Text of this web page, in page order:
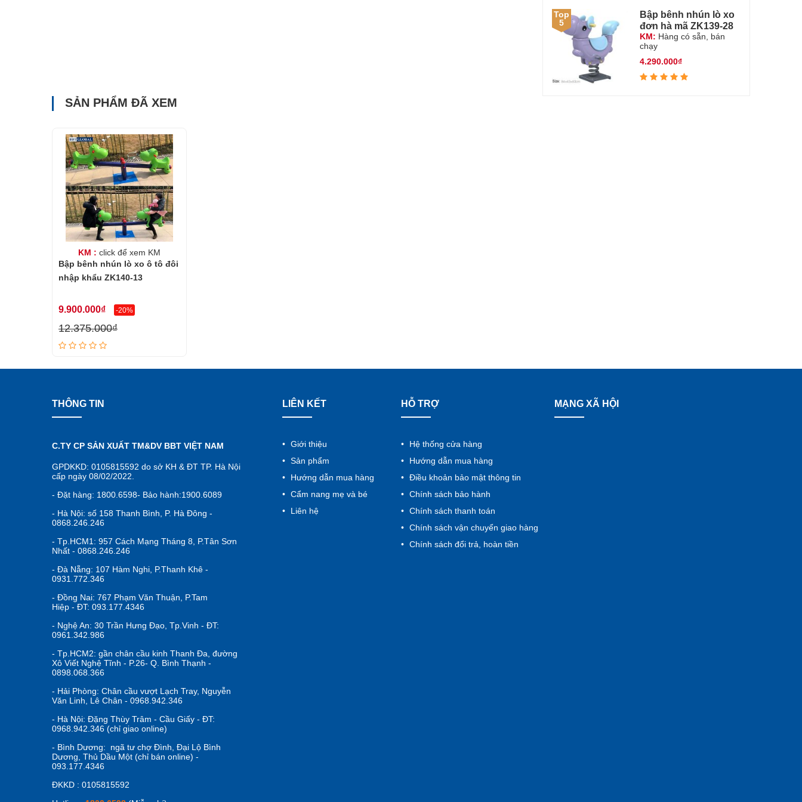
Top
5
Bập bênh nhún lò xo
đơn hà mã ZK139-28
KM: Hàng có sẵn, bán
chạy
4.290.000₫
SẢN PHẨM ĐÃ XEM
KM : click để xem KM
Bập bênh nhún lò xo ô tô đôi
nhập khẩu ZK140-13
9.900.000₫ -20%
12.375.000₫
THÔNG TIN
C.TY CP SẢN XUẤT TM&DV BBT VIỆT NAM
GPDKKD: 0105815592 do sở KH & ĐT TP. Hà Nội
cấp ngày 08/02/2022.
- Đặt hàng: 1800.6598- Bảo hành:1900.6089
- Hà Nội: số 158 Thanh Bình, P. Hà Đông -
0868.246.246
- Tp.HCM1: 957 Cách Mạng Tháng 8, P.Tân Sơn
Nhất - 0868.246.246
- Đà Nẵng: 107 Hàm Nghi, P.Thanh Khê -
0931.772.346
- Đồng Nai: 767 Phạm Văn Thuận, P.Tam
Hiệp - ĐT: 093.177.4346
- Nghệ An: 30 Trần Hưng Đạo, Tp.Vinh - ĐT:
0961.342.986
- Tp.HCM2: gần chân cầu kinh Thanh Đa, đường
Xô Viết Nghệ Tĩnh - P.26- Q. Bình Thạnh -
0898.068.366
- Hải Phòng: Chân cầu vượt Lạch Tray, Nguyễn
Văn Linh, Lê Chân - 0968.942.346
- Hà Nội: Đặng Thùy Trâm - Cầu Giấy - ĐT:
0968.942.346 (chỉ giao online)
- Bình Dương: ngã tư chợ Đình, Đại Lộ Bình
Dương, Thủ Dầu Một (chỉ bán online) -
093.177.4346
ĐKKD : 0105815592
LIÊN KẾT
Giới thiệu
Sản phẩm
Hướng dẫn mua hàng
Cẩm nang mẹ và bé
Liên hệ
HỖ TRỢ
Hệ thống cửa hàng
Hướng dẫn mua hàng
Điều khoản bảo mật thông tin
Chính sách bảo hành
Chính sách thanh toán
Chính sách vận chuyển giao hàng
Chính sách đổi trả, hoàn tiền
MẠNG XÃ HỘI